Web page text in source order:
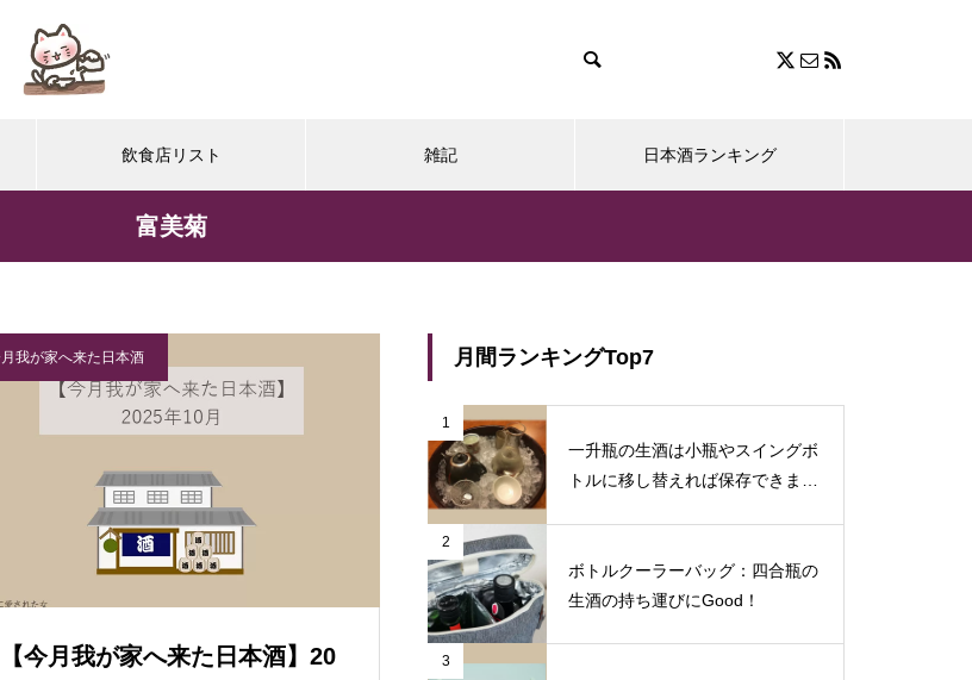
飲食店リスト 雑記 日本酒ランキング
富美菊
我が家へ来た日本酒
【今月我が家へ来た日本酒】20
月間ランキングTop7
1
一升瓶の生酒は小瓶やスイングボ
トルに移し替えれば保存できます
2
ボトルクーラーバッグ：四合瓶の
生酒の持ち運びにGood！
3